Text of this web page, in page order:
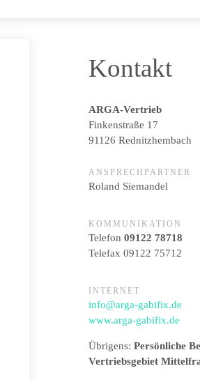
Kontakt
ARGA-Vertrieb
Finkenstraße 17
91126 Rednitzhembach
ANSPRECHPARTNER
Roland Siemandel
KOMMUNIKATION
Telefon 09122 78718
Telefax 09122 75712
INTERNET
info@arga-gabifix.de
www.arga-gabifix.de
Übrigens: Persönliche
Vertriebsgebiet